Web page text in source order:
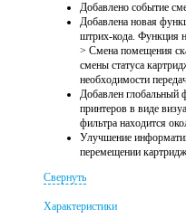
Добавлено событие
Добавлена новая
штрих-кода. Функция
> Смена помещения
смены статуса
необходимости
Добавлен глобальный
принтеров в виде
фильтра находится
Улучшение
перемещении
Свернуть
Характеристики